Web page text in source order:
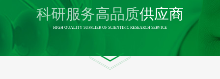
科研服务高品质供应商
HIGH QUALITY SUPPLIER OF SCIENTIFIC RESEARCH SERVICE